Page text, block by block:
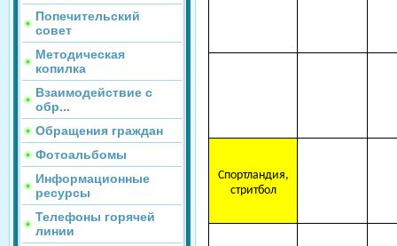
Попечительский
совет
Методическая
копилка
Взаимодействие с
обр...
Обращения граждан
Фотоальбомы
Информационные
ресурсы
Телефоны горячей
линии
Спортландия,
стритбол